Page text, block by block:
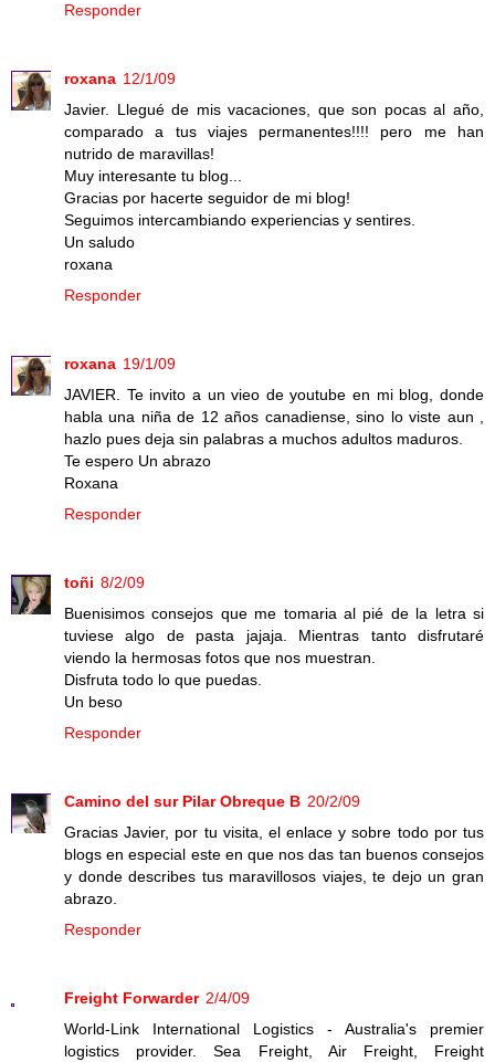
Responder
roxana 12/1/09
Javier. Llegué de mis vacaciones, que son pocas al año,
comparado a tus viajes permanentes!!!! pero me han
nutrido de maravillas!
Muy interesante tu blog...
Gracias por hacerte seguidor de mi blog!
Seguimos intercambiando experiencias y sentires.
Un saludo
roxana
Responder
roxana 19/1/09
JAVIER. Te invito a un vieo de youtube en mi blog, donde
habla una niña de 12 años canadiense, sino lo viste aun ,
hazlo pues deja sin palabras a muchos adultos maduros.
Te espero Un abrazo
Roxana
Responder
toñi 8/2/09
Buenisimos consejos que me tomaria al pié de la letra si
tuviese algo de pasta jajaja. Mientras tanto disfrutaré
viendo la hermosas fotos que nos muestran.
Disfruta todo lo que puedas.
Un beso
Responder
Camino del sur Pilar Obreque B 20/2/09
Gracias Javier, por tu visita, el enlace y sobre todo por tus
blogs en especial este en que nos das tan buenos consejos
y donde describes tus maravillosos viajes, te dejo un gran
abrazo.
Responder
Freight Forwarder 2/4/09
World-Link International Logistics - Australia's premier
logistics provider. Sea Freight, Air Freight, Freight